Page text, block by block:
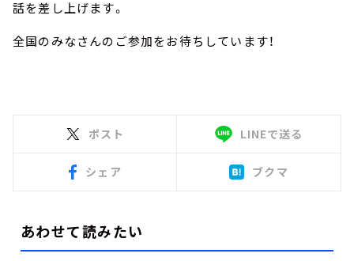
話を差し上げます。
全国のみなさんのご参加をお待ちしています！
ポスト LINEで送る
シェア ブクマ
あわせて読みたい